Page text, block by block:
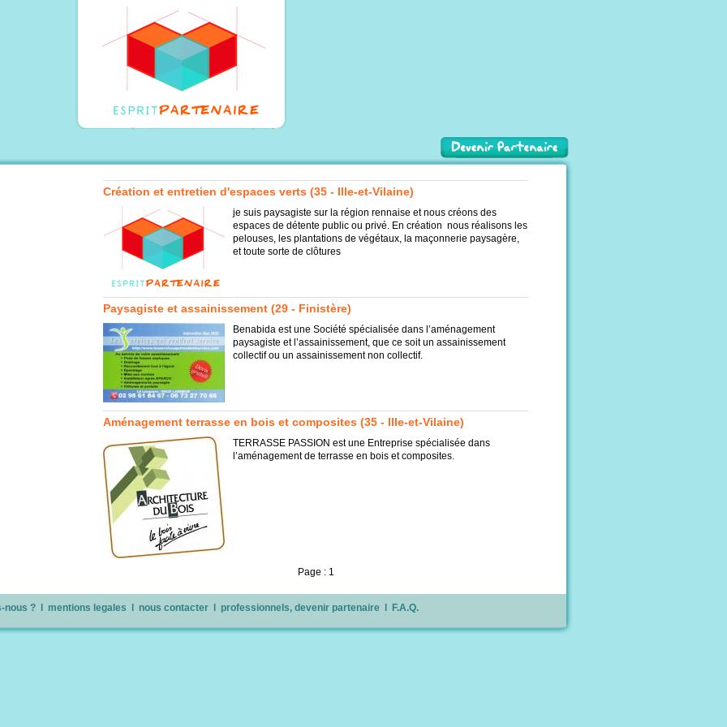
Création et entretien d'espaces verts (35 - Ille-et-Vilaine)
je suis paysagiste sur la région rennaise et nous créons des
espaces de détente public ou privé. En création nous réalisons les
pelouses, les plantations de végétaux, la maçonnerie paysagère,
et toute sorte de clôtures
Paysagiste et assainissement (29 - Finistère)
Benabida est une Société spécialisée dans l’aménagement
paysagiste et l’assainissement, que ce soit un assainissement
collectif ou un assainissement non collectif.
Aménagement terrasse en bois et composites (35 - Ille-et-Vilaine)
TERRASSE PASSION est une Entreprise spécialisée dans
l’aménagement de terrasse en bois et composites.
Page : 1
nous ? mentions legales nous contacter professionnels, devenir partenaire F.A.Q.